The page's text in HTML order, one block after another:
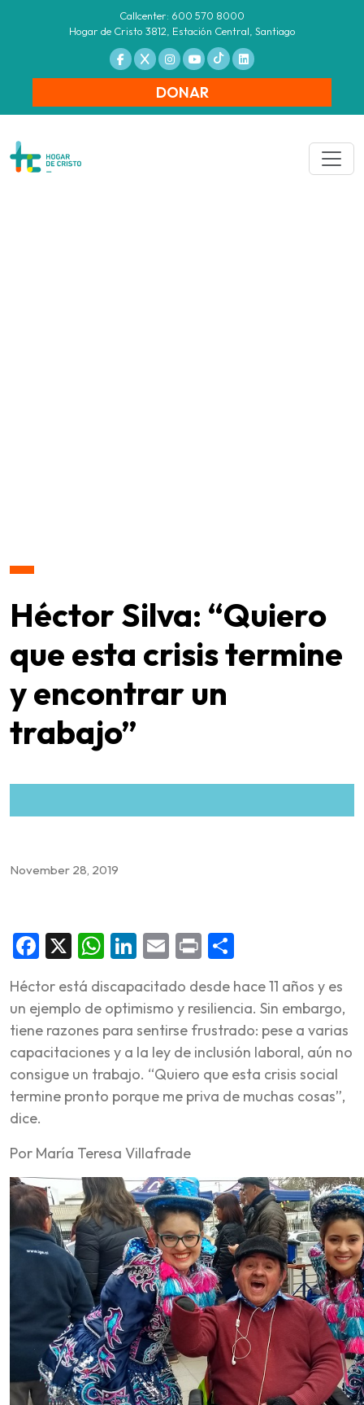
Callcenter: 600 570 8000
Hogar de Cristo 3812, Estación Central, Santiago
DONAR
Héctor Silva: “Quiero
que esta crisis termine
y encontrar un
trabajo”
November 28, 2019
Facebook
X WhatsApp
LinkedIn
Email
Print
Héctor está discapacitado desde hace 11 años y es
un ejemplo de optimismo y resiliencia. Sin embargo,
tiene razones para sentirse frustrado: pese a varias
capacitaciones y a la ley de inclusión laboral, aún no
consigue un trabajo. “Quiero que esta crisis social
termine pronto porque me priva de muchas cosas”,
dice.
Por María Teresa Villafrade